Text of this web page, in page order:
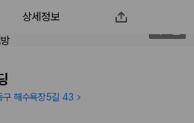
& 웨딩
주 렌트카 가격비교 플랫폼
상세정보
구 해수욕장5길 43